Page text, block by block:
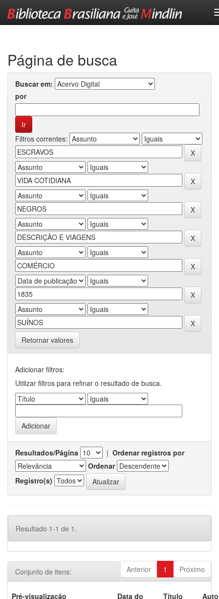
Página de busca
Buscar em:
por
Filtros correntes:
Retornar valores
Adicionar filtros:
Utilizar filtros para refinar o resultado de busca.
Resultados/Página | Ordenar registros por
Ordenar
Registro(s)
Resultado 1-1 de 1.
Anterior 1 Próximo
Conjunto de itens:
Pré-visualização
Data do
Título